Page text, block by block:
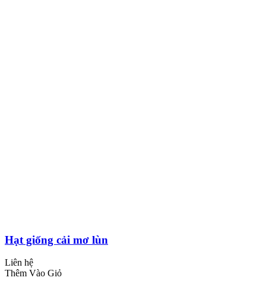
Hạt giống cải mơ lùn
Liên hệ
Thêm Vào Giỏ